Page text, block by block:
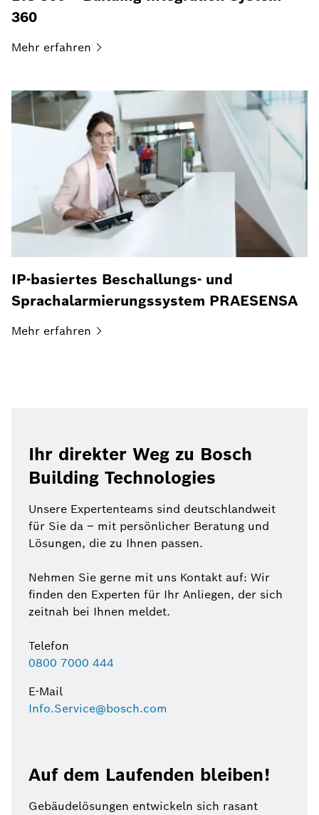
360
Mehr erfahren
IP-basiertes Beschallungs- und
Sprachalarmierungssystem PRAESENSA
Mehr erfahren
Ihr direkter Weg zu Bosch
Building Technologies
Unsere Expertenteams sind deutschlandweit
für Sie da – mit persönlicher Beratung und
Lösungen, die zu Ihnen passen.
Nehmen Sie gerne mit uns Kontakt auf: Wir
finden den Experten für Ihr Anliegen, der sich
zeitnah bei Ihnen meldet.
Telefon
0800 7000 444
E-Mail
Info.Service@bosch.com
Auf dem Laufenden bleiben!
Gebäudelösungen entwickeln sich rasant